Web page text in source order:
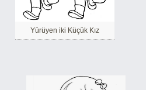
Yürüyen iki Küçük Kız